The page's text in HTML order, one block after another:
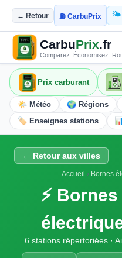
← Retour ⛽ CarbuPrix 🌤️
CarbuPrix.fr
Comparez. Économisez.
Prix carburant
🌤️ Météo 🌍 Régions
🏷️ Enseignes stations
← Retour aux villes
Accueil › Bornes
⚡
6 stations répertoriées ·